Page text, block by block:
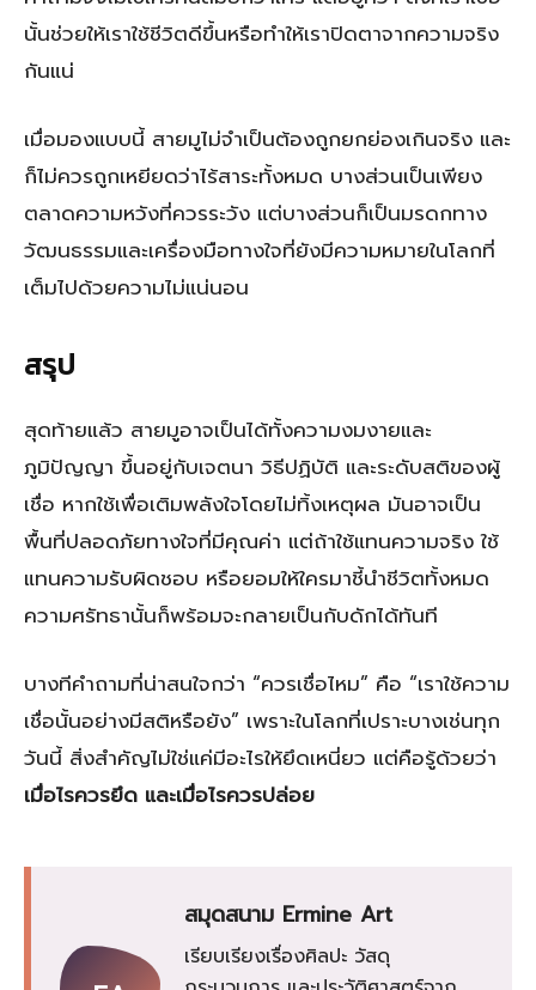
นั้นช่วยให้เราใช้ชีวิตดีขึ้นหรือทำให้เราปิดตาจากความจริง
กันแน่
เมื่อมองแบบนี้ สายมูไม่จำเป็นต้องถูกยกย่องเกินจริง และ
ก็ไม่ควรถูกเหยียดว่าไร้สาระทั้งหมด บางส่วนเป็นเพียง
ตลาดความหวังที่ควรระวัง แต่บางส่วนก็เป็นมรดกทาง
วัฒนธรรมและเครื่องมือทางใจที่ยังมีความหมายในโลกที่
เต็มไปด้วยความไม่แน่นอน
สรุป
สุดท้ายแล้ว สายมูอาจเป็นได้ทั้งความงมงายและ
ภูมิปัญญา ขึ้นอยู่กับเจตนา วิธีปฏิบัติ และระดับสติของผู้
เชื่อ หากใช้เพื่อเติมพลังใจโดยไม่ทิ้งเหตุผล มันอาจเป็น
พื้นที่ปลอดภัยทางใจที่มีคุณค่า แต่ถ้าใช้แทนความจริง ใช้
แทนความรับผิดชอบ หรือยอมให้ใครมาชี้นำชีวิตทั้งหมด
ความศรัทธานั้นก็พร้อมจะกลายเป็นกับดักได้ทันที
บางทีคำถามที่น่าสนใจกว่า “ควรเชื่อไหม” คือ “เราใช้ความ
เชื่อนั้นอย่างมีสติหรือยัง” เพราะในโลกที่เปราะบางเช่นทุก
วันนี้ สิ่งสำคัญไม่ใช่แค่มีอะไรให้ยึดเหนี่ยว แต่คือรู้ด้วยว่า
เมื่อไรควรยึด และเมื่อไรควรปล่อย
สมุดสนาม Ermine Art
เรียบเรียงเรื่องศิลปะ วัสดุ